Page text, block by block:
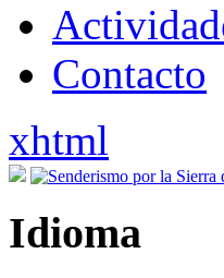
Contacto
xhtml
Idioma